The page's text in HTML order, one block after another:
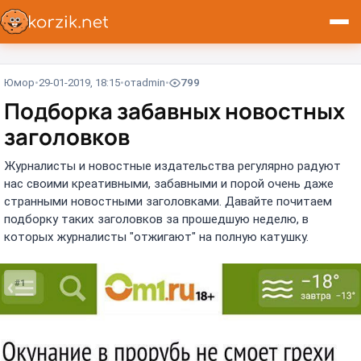
Юмор 29-01-2019, 18:15 отadmin 799
Подборка забавных новостных
заголовков
Журналисты и новостные издательства регулярно радуют
нас своими креативными, забавными и порой очень даже
странными новостными заголовками. Давайте почитаем
подборку таких заголовков за прошедшую неделю, в
которых журналисты "отжигают" на полную катушку.
#1